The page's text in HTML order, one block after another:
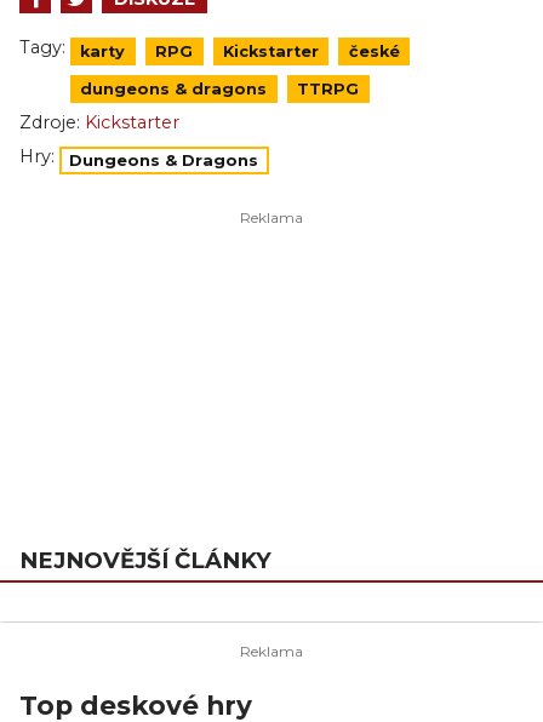
Tagy: karty RPG Kickstarter české
dungeons & dragons TTRPG
Zdroje: Kickstarter
Hry:
Dungeons & Dragons
NEJNOVĚJŠÍ ČLÁNKY
Top deskové hry